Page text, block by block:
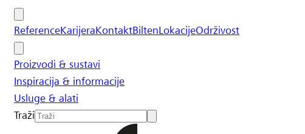
ReferenceKarijeraKontaktBiltenLokacijeOdrživost
Proizvodi & sustavi
Inspiracija & informacije
Usluge & alati
Traži